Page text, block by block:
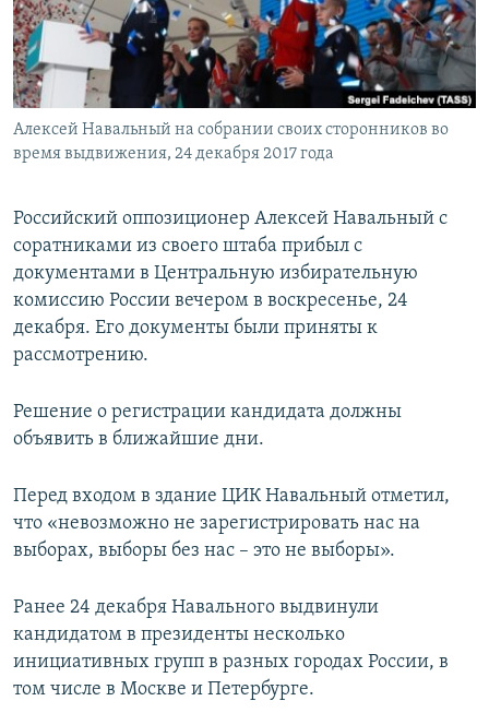
ПОБЕДИТЕЛЕЙ НЕ СУДЯТ?
КРЫМ.НЕПОКОРЕННЫЙ
ELIFBE
УКРАИНСКАЯ ПРОБЛЕМА КРЫМА
ПРИСОЕДИНЯЙТЕСЬ!
Все сайты RFE/RL
Алексей Навальный на собрании своих сторонников во
время выдвижения, 24 декабря 2017 года
Российский оппозиционер Алексей Навальный с
соратниками из своего штаба прибыл с
документами в Центральную избирательную
комиссию России вечером в воскресенье, 24
декабря. Его документы были приняты к
рассмотрению.
Решение о регистрации кандидата должны
объявить в ближайшие дни.
Перед входом в здание ЦИК Навальный отметил,
что «невозможно не зарегистрировать нас на
выборах, выборы без нас – это не выборы».
Ранее 24 декабря Навального выдвинули
кандидатом в президенты несколько
инициативных групп в разных городах России, в
том числе в Москве и Петербурге.